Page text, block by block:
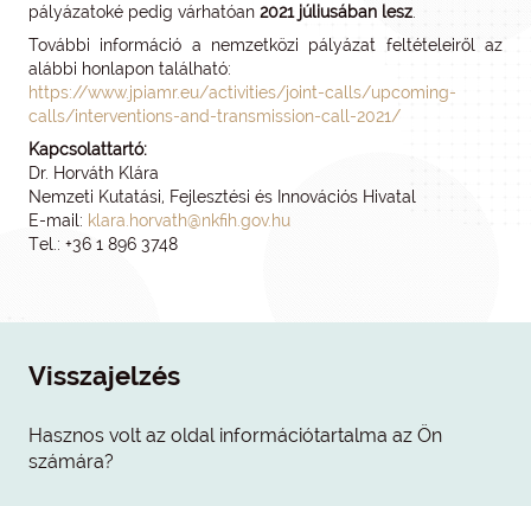
pályázatoké pedig várhatóan 2021 júliusában lesz
További információ a nemzetközi pályázat feltételeiről az
alábbi honlapon található:
https://www.jpiamr.eu/activities/joint-calls/upcoming-
calls/interventions-and-transmission-call-2021/
Kapcsolattartó:
Dr. Horváth Klára
Nemzeti Kutatási, Fejlesztési és Innovációs Hivatal
E-mail: klara.horvath@nkfih.gov.hu
Tel.: +36 1 896 3748
Visszajelzés
Hasznos volt az oldal információtartalma az Ön
számára?